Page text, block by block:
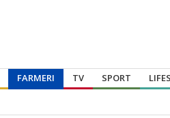
FARMERI TV SPORT